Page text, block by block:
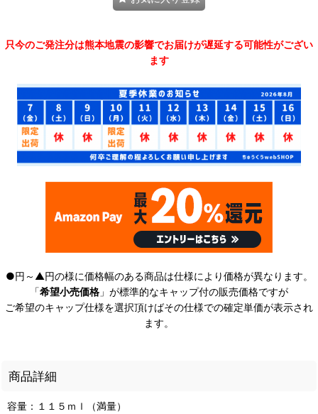
只今のご発注分は熊本地震の影響でお届けが遅延する可能性がござい
ます
●円～▲円の様に価格幅のある商品は仕様により価格が異なります。
「希望小売価格 」が標準的なキャップ付の販売価格ですが
ご希望のキャップ仕様を選択頂けばその仕様での確定単価が表示され
ます。
商品詳細
容量：１１５ｍｌ（満量）